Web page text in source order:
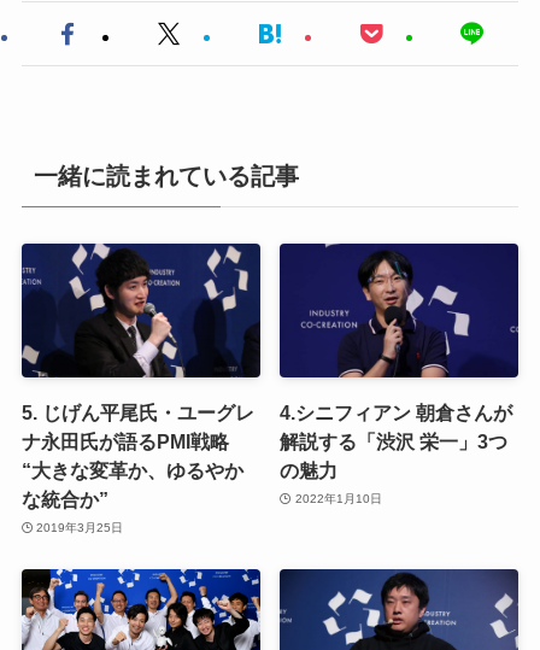
一緒に読まれている記事
5. じげん平尾氏・ユーグレ
ナ永田氏が語るPMI戦略
“大きな変革か、ゆるやか
な統合か”
2019年3月25日
4.シニフィアン 朝倉さんが
解説する「渋沢 栄一」3つ
の魅力
2022年1月10日